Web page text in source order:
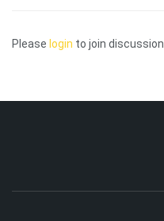
Please login to join discussion